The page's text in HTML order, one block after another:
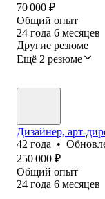
70 000 ₽
Общий опыт
24 года 6 месяцев
Другие резюме
Ещё 2 резюме
Дизайнер, арт-
42 года •
250 000 ₽
Общий опыт
24 года 6 месяцев